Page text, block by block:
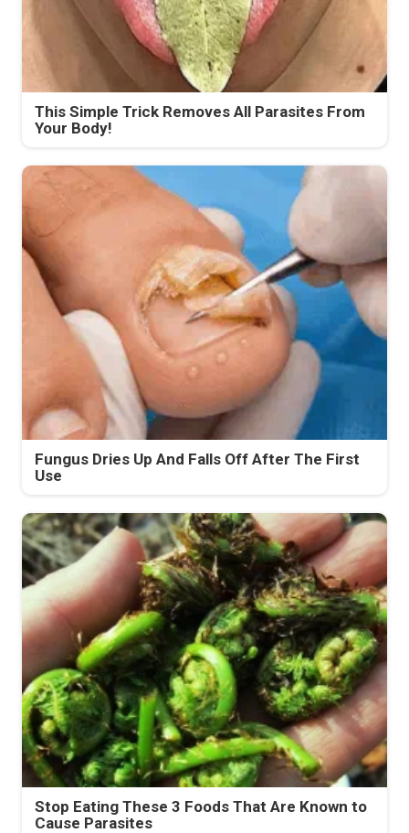
This Simple Trick Removes All Parasites From
Your Body!
Fungus Dries Up And Falls Off After The First
Use
Stop Eating These 3 Foods That Are Known to
Cause Parasites